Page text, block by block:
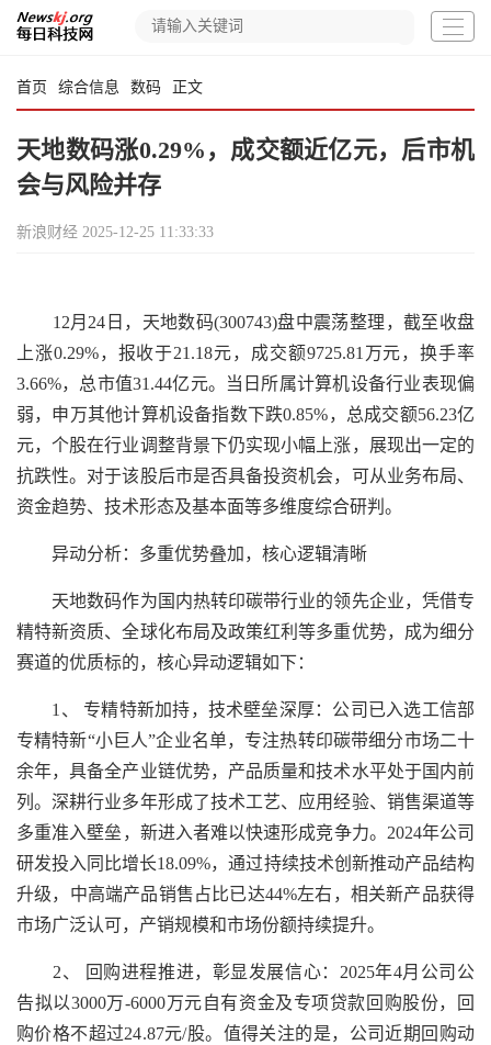
首页 综合信息 数码 正文
天地数码涨0.29%，成交额近亿元，后市机
会与风险并存
新浪财经 2025-12-25 11:33:33
12月24日，天地数码(300743)盘中震荡整理，截至收盘
上涨0.29%，报收于21.18元，成交额9725.81万元，换手率
3.66%，总市值31.44亿元。当日所属计算机设备行业表现偏
弱，申万其他计算机设备指数下跌0.85%，总成交额56.23亿
元，个股在行业调整背景下仍实现小幅上涨，展现出一定的
抗跌性。对于该股后市是否具备投资机会，可从业务布局、
资金趋势、技术形态及基本面等多维度综合研判。
异动分析：多重优势叠加，核心逻辑清晰
天地数码作为国内热转印碳带行业的领先企业，凭借专
精特新资质、全球化布局及政策红利等多重优势，成为细分
赛道的优质标的，核心异动逻辑如下：
1、 专精特新加持，技术壁垒深厚：公司已入选工信部
专精特新“小巨人”企业名单，专注热转印碳带细分市场二十
余年，具备全产业链优势，产品质量和技术水平处于国内前
列。深耕行业多年形成了技术工艺、应用经验、销售渠道等
多重准入壁垒，新进入者难以快速形成竞争力。2024年公司
研发投入同比增长18.09%，通过持续技术创新推动产品结构
升级，中高端产品销售占比已达44%左右，相关新产品获得
市场广泛认可，产销规模和市场份额持续提升。
2、 回购进程推进，彰显发展信心：2025年4月公司公
告拟以3000万-6000万元自有资金及专项贷款回购股份，回
购价格不超过24.87元/股。值得关注的是，公司近期回购动